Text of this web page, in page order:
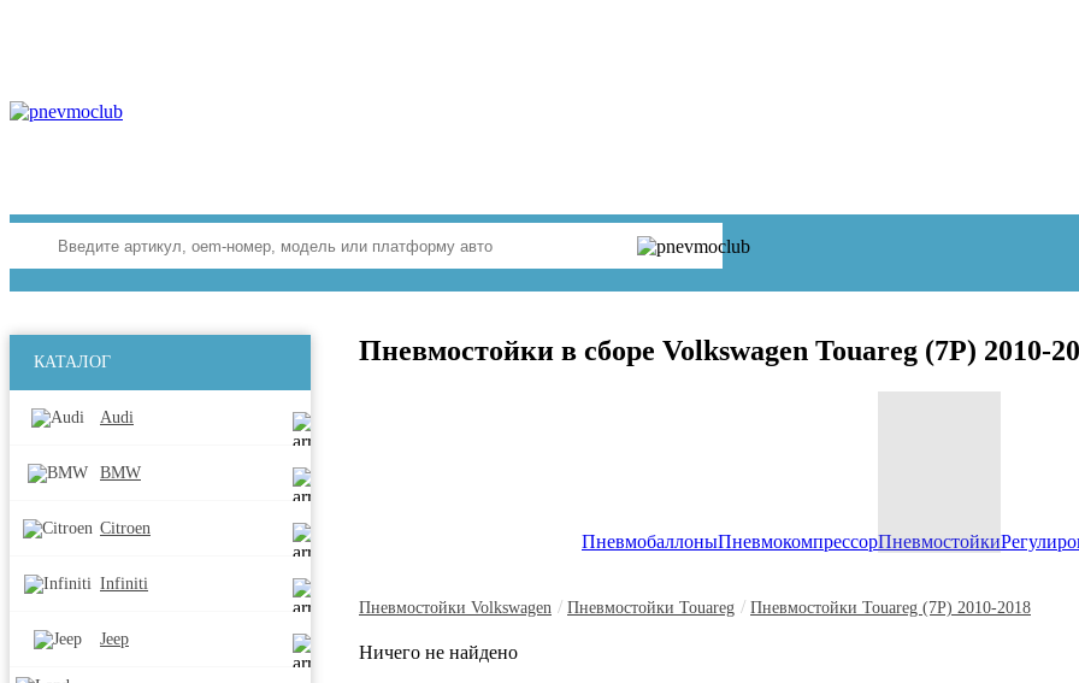
КАТАЛОГ
Audi
BMW
Citroen
Infiniti
Jeep
Пневмостойки в сборе Volkswagen Touareg (7P) 2010-
ПневмобаллоныПневмокомпрессорПневмостойки
Пневмостойки Volkswagen / Пневмостойки Touareg / Пневмостойки Touareg (7P) 2010-2018
Ничего не найдено